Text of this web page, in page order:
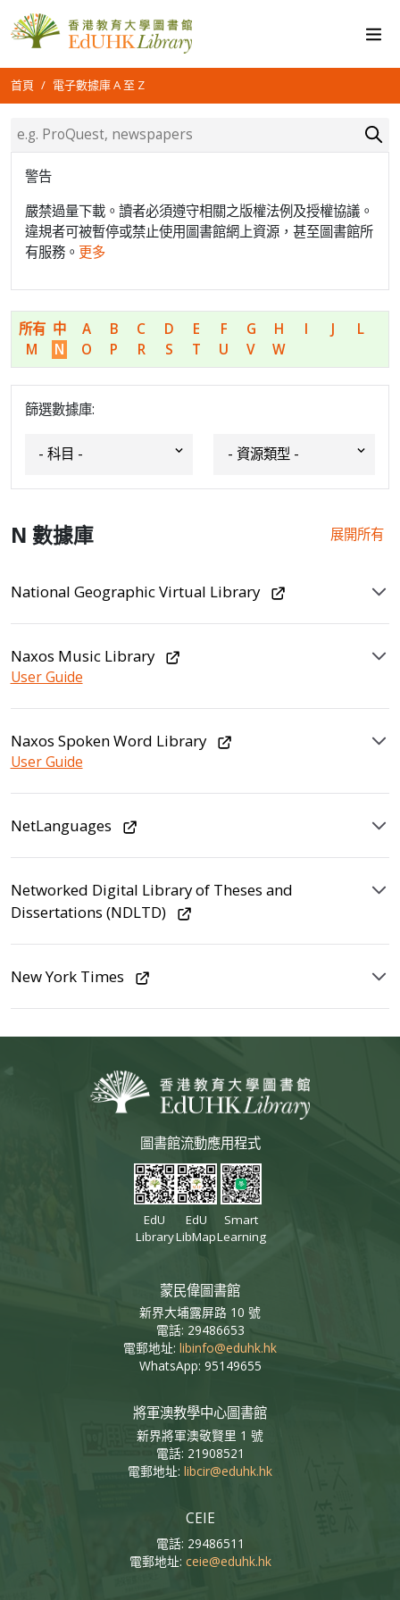
首頁 電子數據庫 A 至 Z
警告
嚴禁過量下載。讀者必須遵守相關之版權法例及授權協議。
違規者可被暫停或禁止使用圖書館網上資源，甚至圖書館所
有服務。 更多
所有 中 A B C D E F G H I J
L
M
N O P R S T U V W
篩選數據庫:
N 數據庫 展開所有
National Geographic Virtual Library
Naxos Music Library
User Guide
Naxos Spoken Word Library
User Guide
NetLanguages
Networked Digital Library of Theses and
Dissertations (NDLTD)
New York Times
圖書館流動應用程式
EdU
Library
EdU
LibMap
Smart
Learning
蒙民偉圖書館
新界大埔露屏路 10 號
電話: 29486653
電郵地址: libinfo@eduhk.hk
WhatsApp: 95149655
將軍澳教學中心圖書館
新界將軍澳敬賢里 1 號
電話: 21908521
電郵地址: libcir@eduhk.hk
CEIE
電話: 29486511
電郵地址: ceie@eduhk.hk